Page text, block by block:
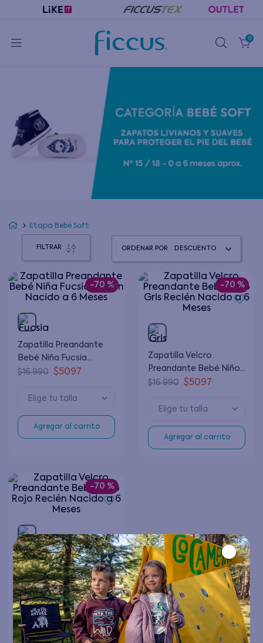
0
Etapa Bebé Soft
FILTRAR ORDENAR POR DESCUENTO
-70 %
Zapatilla Preandante
Bebé Niña Fucsia
Recién Nacido a 6
$16.990 $5097
Elige tu talla
Agregar al carrito
-70 %
Zapatilla Velcro
Preandante Bebé Niño
Gris Recién Nacido a 6
$16.990 $5097
Elige tu talla
Agregar al carrito
-70 %
Zapatilla Velcro
Preandante Bebé Niño
Rojo Recién Nacido a 6
Meses
$16.990 $5097
Elige tu talla
Agregar al carrito